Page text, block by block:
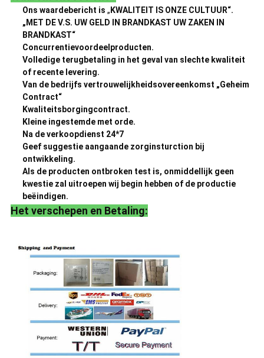
Ons waardebericht is „ KWALITEIT IS ONZE CULTUUR“.
„MET DE V.S. UW GELD IN BRANDKAST UW ZAKEN IN
BRANDKAST“
Concurrentievoordeelproducten.
Volledige terugbetaling in het geval van slechte kwaliteit
of recente levering.
Van de bedrijfs vertrouwelijkheidsovereenkomst „Geheim
Contract“
Kwaliteitsborgingcontract.
Kleine ingestemde met orde.
Na de verkoopdienst 24*7
Geef suggestie aangaande zorginsturction bij
ontwikkeling.
Als de producten ontbroken test is, onmiddellijk geen
kwestie zal uitroepen wij begin hebben of de productie
beëindigen.
Het verschepen en Betaling: